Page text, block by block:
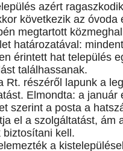
azért
következik az óvoda
megtartott
határozatával:
érintett hat település
találhassanak.
Rt. részéről lapunk a
Elmondta: a
szerint a posta a
el a szolgáltatást, ám
biztosítani kell.
a